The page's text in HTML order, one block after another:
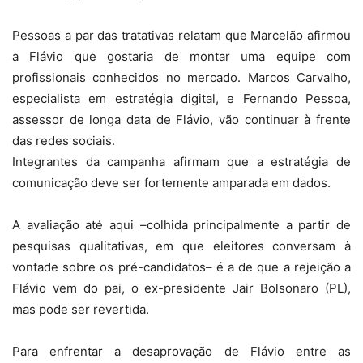
Pessoas a par das tratativas relatam que Marcelão afirmou
a Flávio que gostaria de montar uma equipe com
profissionais conhecidos no mercado. Marcos Carvalho,
especialista em estratégia digital, e Fernando Pessoa,
assessor de longa data de Flávio, vão continuar à frente
das redes sociais.
Integrantes da campanha afirmam que a estratégia de
comunicação deve ser fortemente amparada em dados.
A avaliação até aqui –colhida principalmente a partir de
pesquisas qualitativas, em que eleitores conversam à
vontade sobre os pré-candidatos– é a de que a rejeição a
Flávio vem do pai, o ex-presidente Jair Bolsonaro (PL),
mas pode ser revertida.
Para enfrentar a desaprovação de Flávio entre as